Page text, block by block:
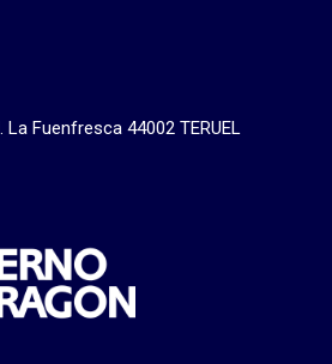
Fuenfresca 44002 TERUEL